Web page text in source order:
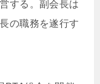
する。副会長は
の職務を遂行す